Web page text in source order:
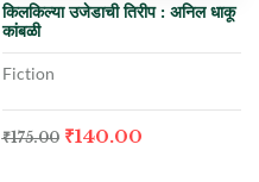
किलकिल्या उजेडाची तिरीप : अनिल धाकू
कांबळी
Fiction
₹175.00 ₹140.00